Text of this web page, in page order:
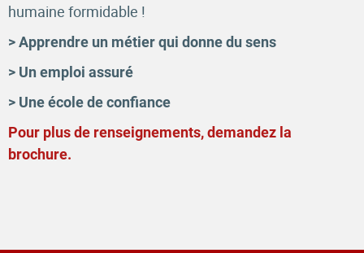
humaine formidable !
> Apprendre un métier qui donne du sens
> Un emploi assuré
> Une école de confiance
Pour plus de renseignements, demandez la
brochure.